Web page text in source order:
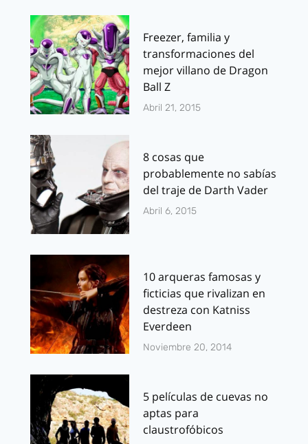
Freezer, familia y
transformaciones del
mejor villano de Dragon
Ball Z
Abril 21, 2015
8 cosas que
probablemente no sabías
del traje de Darth Vader
Abril 6, 2015
10 arqueras famosas y
ficticias que rivalizan en
destreza con Katniss
Everdeen
Noviembre 20, 2014
5 películas de cuevas no
aptas para
claustrofóbicos